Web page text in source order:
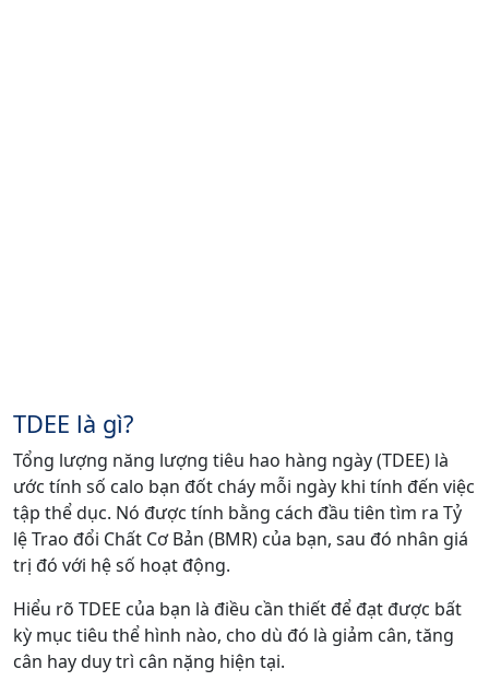
TDEE là gì?
Tổng lượng năng lượng tiêu hao hàng ngày (TDEE) là
ước tính số calo bạn đốt cháy mỗi ngày khi tính đến việc
tập thể dục. Nó được tính bằng cách đầu tiên tìm ra Tỷ
lệ Trao đổi Chất Cơ Bản (BMR) của bạn, sau đó nhân giá
trị đó với hệ số hoạt động.
Hiểu rõ TDEE của bạn là điều cần thiết để đạt được bất
kỳ mục tiêu thể hình nào, cho dù đó là giảm cân, tăng
cân hay duy trì cân nặng hiện tại.